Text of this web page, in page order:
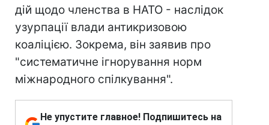
дій щодо членства в НАТО - наслідок
узурпації влади антикризовою
коаліцією. Зокрема, він заявив про
"систематичне ігнорування норм
міжнародного спілкування".
Не упустите главное! Подпишитесь на